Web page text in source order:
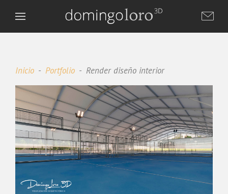
Inicio Portfolio Render diseño interior
Domingo Loro 3D
Asistente virtual